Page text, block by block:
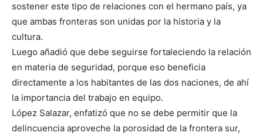
sostener este tipo de relaciones con el hermano país, ya
que ambas fronteras son unidas por la historia y la
cultura.
Luego añadió que debe seguirse fortaleciendo la relación
en materia de seguridad, porque eso beneficia
directamente a los habitantes de las dos naciones, de ahí
la importancia del trabajo en equipo.
López Salazar, enfatizó que no se debe permitir que la
delincuencia aproveche la porosidad de la frontera sur,